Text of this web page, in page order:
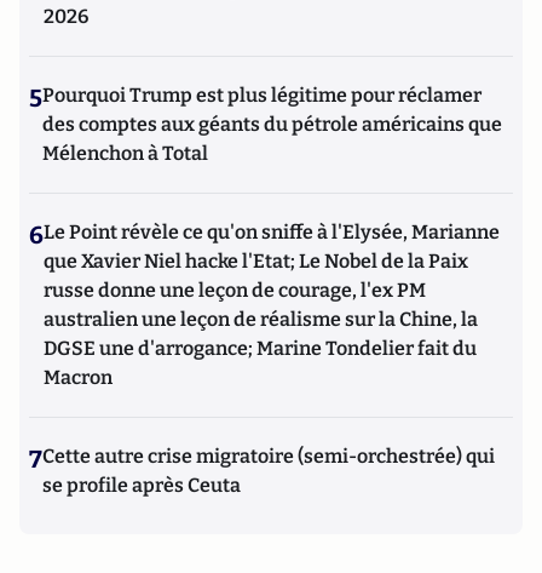
2026
5Pourquoi Trump est plus légitime pour réclamer
des comptes aux géants du pétrole américains que
Mélenchon à Total
6Le Point révèle ce qu'on sniffe à l'Elysée, Marianne
que Xavier Niel hacke l'Etat; Le Nobel de la Paix
russe donne une leçon de courage, l'ex PM
australien une leçon de réalisme sur la Chine, la
DGSE une d'arrogance; Marine Tondelier fait du
Macron
7Cette autre crise migratoire (semi-orchestrée) qui
se profile après Ceuta